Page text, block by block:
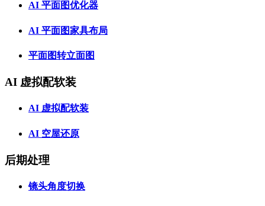
AI 平面图优化器
AI 平面图家具布局
平面图转立面图
AI 虚拟配软装
AI 虚拟配软装
AI 空屋还原
后期处理
镜头角度切换